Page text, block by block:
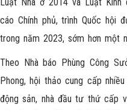
cáo Chính phủ, trình Quốc hội
trong năm 2023, sớm hơn một
Theo Nhà báo Phùng Công
Phong, hội thảo cung cấp
động sản, nhà đầu tư thứ cấp